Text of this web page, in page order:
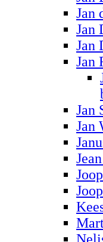
Jan
Jan
Jan
Jan
Jan
Jan